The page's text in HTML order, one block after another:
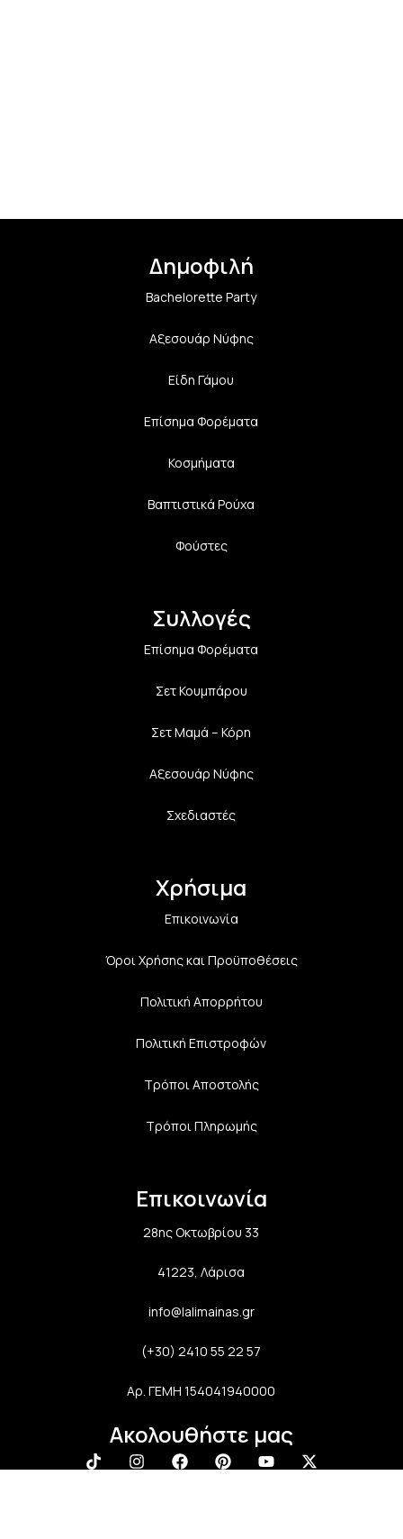
Δημοφιλή
Bachelorette Party
Αξεσουάρ Νύφης
Είδη Γάμου
Επίσημα Φορέματα
Κοσμήματα
Βαπτιστικά Ρούχα
Φούστες
Συλλογές
Επίσημα Φορέματα
Σετ Κουμπάρου
Σετ Μαμά – Κόρη
Αξεσουάρ Νύφης
Σχεδιαστές
Χρήσιμα
Επικοινωνία
Όροι Χρήσης και Προϋποθέσεις
Πολιτική Aπορρήτου
Πολιτική Επιστροφών
Τρόποι Αποστολής
Τρόποι Πληρωμής
Επικοινωνία
28ης Οκτωβρίου 33
41223, Λάρισα
info@lalimainas.gr
(+30) 2410 55 22 57
Αρ. ΓΕΜΗ 154041940000
Ακολουθήστε μας